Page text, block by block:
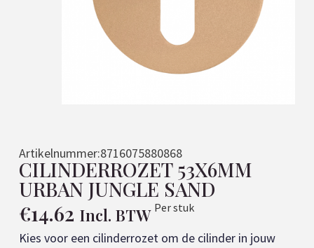
Artikelnummer:8716075880868
CILINDERROZET 53X6MM
URBAN JUNGLE SAND
€14.62 Incl. BTW Per stuk
Kies voor een cilinderrozet om de cilinder in jouw